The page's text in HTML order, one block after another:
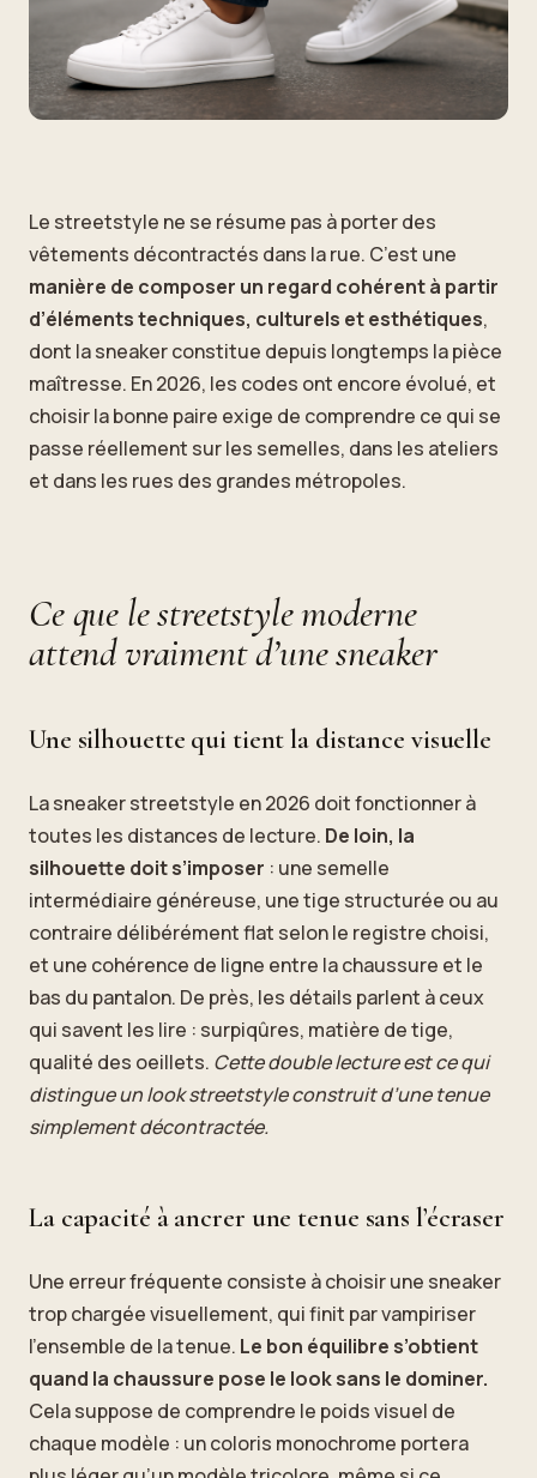
Le streetstyle ne se résume pas à porter des
vêtements décontractés dans la rue. C’est une
manière de composer un regard cohérent à partir
d’éléments techniques, culturels et esthétiques,
dont la sneaker constitue depuis longtemps la pièce
maîtresse. En 2026, les codes ont encore évolué, et
choisir la bonne paire exige de comprendre ce qui se
passe réellement sur les semelles, dans les ateliers
et dans les rues des grandes métropoles.
Ce que le streetstyle moderne
attend vraiment d’une sneaker
Une silhouette qui tient la distance visuelle
La sneaker streetstyle en 2026 doit fonctionner à
toutes les distances de lecture. De loin, la
silhouette doit s’imposer : une semelle
intermédiaire généreuse, une tige structurée ou au
contraire délibérément flat selon le registre choisi,
et une cohérence de ligne entre la chaussure et le
bas du pantalon. De près, les détails parlent à ceux
qui savent les lire : surpiqûres, matière de tige,
qualité des oeillets. Cette double lecture est ce qui
distingue un look streetstyle construit d’une tenue
simplement décontractée.
La capacité à ancrer une tenue sans l’écraser
Une erreur fréquente consiste à choisir une sneaker
trop chargée visuellement, qui finit par vampiriser
l’ensemble de la tenue. Le bon équilibre s’obtient
quand la chaussure pose le look sans le dominer.
Cela suppose de comprendre le poids visuel de
chaque modèle : un coloris monochrome portera